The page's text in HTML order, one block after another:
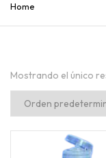
Home
Mostrando el único